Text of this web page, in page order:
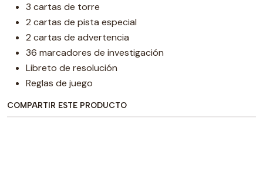
3 cartas de torre
2 cartas de pista especial
2 cartas de advertencia
36 marcadores de investigación
Libreto de resolución
Reglas de juego
COMPARTIR ESTE PRODUCTO